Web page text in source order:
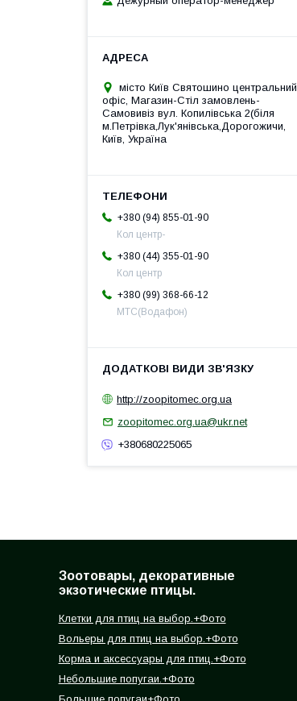
місто Київ Святошино центральний
офіс, Магазин-Стіл замовлень-
Самовивіз вул. Копилівська 2(біля
м.Петрівка,Лук'янівська,Дорогожичи,
Київ, Україна
+380 (94) 855-01-90
Кол центр-
+380 (44) 355-01-90
Кол центр
+380 (99) 368-66-12
МТС(Водафон)
http://zoopitomec.org.ua
zoopitomec.org.ua@ukr.net
+380680225065
Зоотовары, декоративные
экзотические птицы.
Клетки для птиц на выбор.+Фото
Вольеры для птиц на выбор.+Фото
Корма и аксессуары для птиц.+Фото
Небольшие попугаи.+Фото